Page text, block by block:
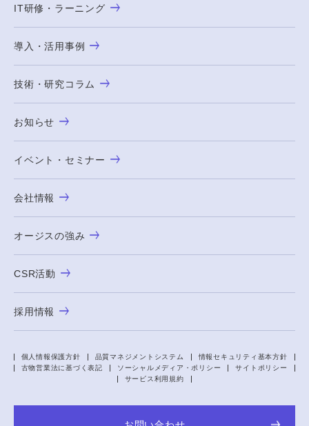
IT研修・ラーニング
導入・活用事例
技術・研究コラム
お知らせ
イベント・セミナー
会社情報
オージスの強み
CSR活動
採用情報
個人情報保護方針 品質マネジメントシステム
情報セキュリティ基本方針
古物営業法に基づく表記
ソーシャルメディア・ポリシー
サイトポリシー
サービス利用規約